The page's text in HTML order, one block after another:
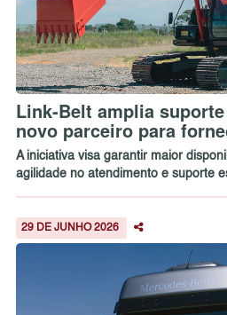
Link-Belt amplia
novo parceiro para
A iniciativa visa garantir maior
agilidade no atendimento e suporte
29 DE JUNHO 2026